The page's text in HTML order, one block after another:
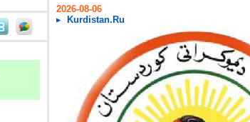
2026-08-06
Kurdistan.Ru